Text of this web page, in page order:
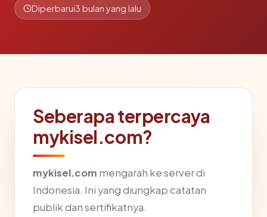
Diperbarui3 bulan yang lalu
Seberapa terpercaya
mykisel.com?
mykisel.com mengarah ke server di
Indonesia. Ini yang diungkap catatan
publik dan sertifikatnya.